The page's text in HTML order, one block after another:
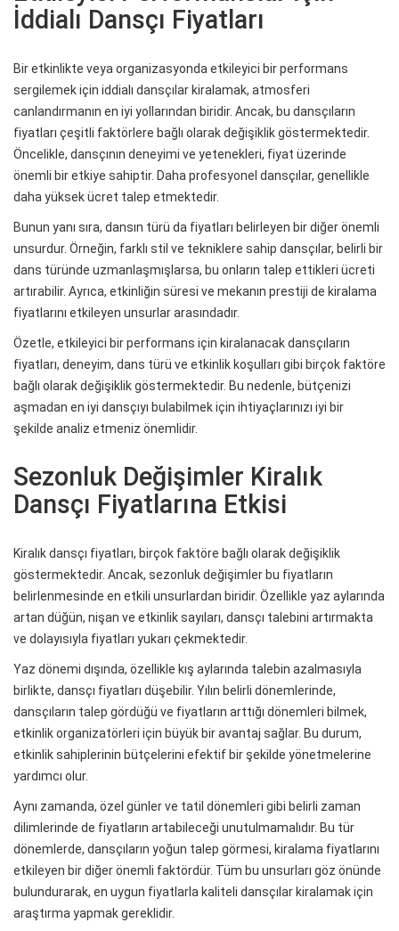
İddialı Dansçı Fiyatları
Bir etkinlikte veya organizasyonda etkileyici bir performans
sergilemek için iddialı dansçılar kiralamak, atmosferi
canlandırmanın en iyi yollarından biridir. Ancak, bu dansçıların
fiyatları çeşitli faktörlere bağlı olarak değişiklik göstermektedir.
Öncelikle, dansçının deneyimi ve yetenekleri, fiyat üzerinde
önemli bir etkiye sahiptir. Daha profesyonel dansçılar, genellikle
daha yüksek ücret talep etmektedir.
Bunun yanı sıra, dansın türü da fiyatları belirleyen bir diğer önemli
unsurdur. Örneğin, farklı stil ve tekniklere sahip dansçılar, belirli bir
dans türünde uzmanlaşmışlarsa, bu onların talep ettikleri ücreti
artırabilir. Ayrıca, etkinliğin süresi ve mekanın prestiji de kiralama
fiyatlarını etkileyen unsurlar arasındadır.
Özetle, etkileyici bir performans için kiralanacak dansçıların
fiyatları, deneyim, dans türü ve etkinlik koşulları gibi birçok faktöre
bağlı olarak değişiklik göstermektedir. Bu nedenle, bütçenizi
aşmadan en iyi dansçıyı bulabilmek için ihtiyaçlarınızı iyi bir
şekilde analiz etmeniz önemlidir.
Sezonluk Değişimler Kiralık
Dansçı Fiyatlarına Etkisi
Kiralık dansçı fiyatları, birçok faktöre bağlı olarak değişiklik
göstermektedir. Ancak, sezonluk değişimler bu fiyatların
belirlenmesinde en etkili unsurlardan biridir. Özellikle yaz aylarında
artan düğün, nişan ve etkinlik sayıları, dansçı talebini artırmakta
ve dolayısıyla fiyatları yukarı çekmektedir.
Yaz dönemi dışında, özellikle kış aylarında talebin azalmasıyla
birlikte, dansçı fiyatları düşebilir. Yılın belirli dönemlerinde,
dansçıların talep gördüğü ve fiyatların arttığı dönemleri bilmek,
etkinlik organizatörleri için büyük bir avantaj sağlar. Bu durum,
etkinlik sahiplerinin bütçelerini efektif bir şekilde yönetmelerine
yardımcı olur.
Aynı zamanda, özel günler ve tatil dönemleri gibi belirli zaman
dilimlerinde de fiyatların artabileceği unutulmamalıdır. Bu tür
dönemlerde, dansçıların yoğun talep görmesi, kiralama fiyatlarını
etkileyen bir diğer önemli faktördür. Tüm bu unsurları göz önünde
bulundurarak, en uygun fiyatlarla kaliteli dansçılar kiralamak için
araştırma yapmak gereklidir.